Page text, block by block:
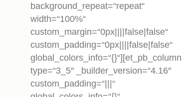
background_repeat=“repeat“
width=“100%“
custom_margin=“0px||||false|false“
custom_padding=“0px||||false|false“
global_colors_info=“{}“][et_pb_column
type=“3_5″ _builder_version=“4.16″
custom_padding=“|||“